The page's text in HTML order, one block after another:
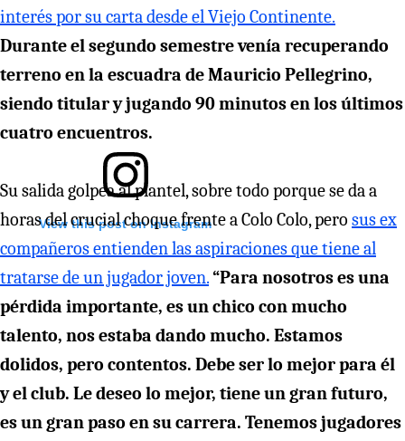
View this post on Instagram
interés por su carta desde el Viejo Continente.
Durante el segundo semestre venía recuperando
terreno en la escuadra de Mauricio Pellegrino,
siendo titular y jugando 90 minutos en los últimos
cuatro encuentros.
Su salida golpea al plantel, sobre todo porque se da a
horas del crucial choque frente a Colo Colo, pero sus ex
compañeros entienden las aspiraciones que tiene al
tratarse de un jugador joven.“Para nosotros es una
pérdida importante, es un chico con mucho
talento, nos estaba dando mucho. Estamos
dolidos, pero contentos. Debe ser lo mejor para él
y el club. Le deseo lo mejor, tiene un gran futuro,
es un gran paso en su carrera. Tenemos jugadores